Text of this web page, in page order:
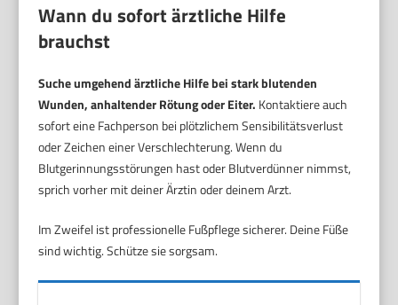
Wann du sofort ärztliche Hilfe
brauchst
Suche umgehend ärztliche Hilfe bei stark blutenden
Wunden, anhaltender Rötung oder Eiter. Kontaktiere auch
sofort eine Fachperson bei plötzlichem Sensibilitätsverlust
oder Zeichen einer Verschlechterung. Wenn du
Blutgerinnungsstörungen hast oder Blutverdünner nimmst,
sprich vorher mit deiner Ärztin oder deinem Arzt.
Im Zweifel ist professionelle Fußpflege sicherer. Deine Füße
sind wichtig. Schütze sie sorgsam.